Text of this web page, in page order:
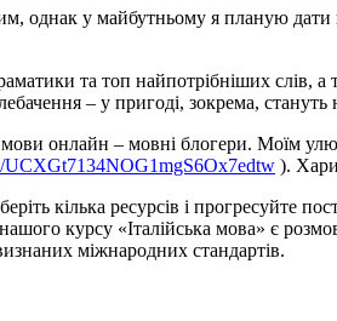
однак у майбутньому я планую
та топ найпотрібніших слів,
– у пригоді, зокрема,
онлайн – мовні блогери. Моїм
UCXGt7134NOG1mgS6Ox7edtw ).
кілька ресурсів і
курсу «Італійська мова» є
міжнародних стандартів.